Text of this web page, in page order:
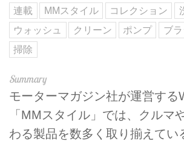
連載 MMスタイル コレクション
ウォッシュ
クリーン ポンプ ブ
掃除
モーターマガジン社が運営する
「MMスタイル」では、クルマ
わる製品を数多く取り揃えてい